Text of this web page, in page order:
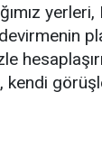
kendi